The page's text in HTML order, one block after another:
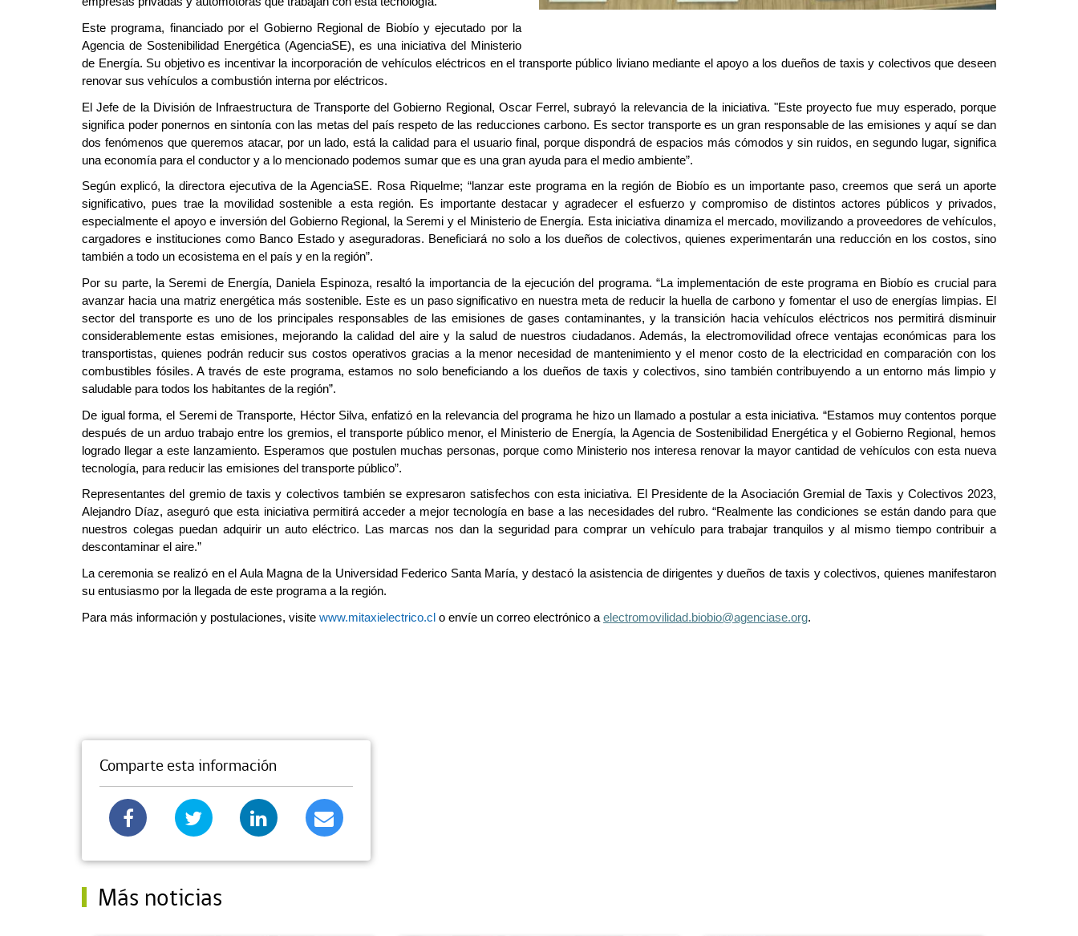
Este programa, financiado por el Gobierno Regional de Biobío y ejecutado por la
Agencia de Sostenibilidad Energética (AgenciaSE), es una iniciativa del Ministerio
de Energía. Su objetivo es incentivar la incorporación de vehículos eléctricos en el transporte público liviano mediante el apoyo a los dueños de taxis y colectivos que deseen
renovar sus vehículos a combustión interna por eléctricos.
El Jefe de la División de Infraestructura de Transporte del Gobierno Regional, Oscar Ferrel, subrayó la relevancia de la iniciativa. "Este proyecto fue muy esperado, porque
significa poder ponernos en sintonía con las metas del país respeto de las reducciones carbono. Es sector transporte es un gran responsable de las emisiones y aquí se dan
dos fenómenos que queremos atacar, por un lado, está la calidad para el usuario final, porque dispondrá de espacios más cómodos y sin ruidos, en segundo lugar, significa
una economía para el conductor y a lo mencionado podemos sumar que es una gran ayuda para el medio ambiente”.
Según explicó, la directora ejecutiva de la AgenciaSE. Rosa Riquelme; “lanzar este programa en la región de Biobío es un importante paso, creemos que será un aporte
significativo, pues trae la movilidad sostenible a esta región. Es importante destacar y agradecer el esfuerzo y compromiso de distintos actores públicos y privados,
especialmente el apoyo e inversión del Gobierno Regional, la Seremi y el Ministerio de Energía. Esta iniciativa dinamiza el mercado, movilizando a proveedores de vehículos,
cargadores e instituciones como Banco Estado y aseguradoras. Beneficiará no solo a los dueños de colectivos, quienes experimentarán una reducción en los costos, sino
también a todo un ecosistema en el país y en la región”.
Por su parte, la Seremi de Energía, Daniela Espinoza, resaltó la importancia de la ejecución del programa. “La implementación de este programa en Biobío es crucial para
avanzar hacia una matriz energética más sostenible. Este es un paso significativo en nuestra meta de reducir la huella de carbono y fomentar el uso de energías limpias. El
sector del transporte es uno de los principales responsables de las emisiones de gases contaminantes, y la transición hacia vehículos eléctricos nos permitirá disminuir
considerablemente estas emisiones, mejorando la calidad del aire y la salud de nuestros ciudadanos. Además, la electromovilidad ofrece ventajas económicas para los
transportistas, quienes podrán reducir sus costos operativos gracias a la menor necesidad de mantenimiento y el menor costo de la electricidad en comparación con los
combustibles fósiles. A través de este programa, estamos no solo beneficiando a los dueños de taxis y colectivos, sino también contribuyendo a un entorno más limpio y
saludable para todos los habitantes de la región”.
De igual forma, el Seremi de Transporte, Héctor Silva, enfatizó en la relevancia del programa he hizo un llamado a postular a esta iniciativa. “Estamos muy contentos porque
después de un arduo trabajo entre los gremios, el transporte público menor, el Ministerio de Energía, la Agencia de Sostenibilidad Energética y el Gobierno Regional, hemos
logrado llegar a este lanzamiento. Esperamos que postulen muchas personas, porque como Ministerio nos interesa renovar la mayor cantidad de vehículos con esta nueva
tecnología, para reducir las emisiones del transporte público”.
Representantes del gremio de taxis y colectivos también se expresaron satisfechos con esta iniciativa. El Presidente de la Asociación Gremial de Taxis y Colectivos 2023,
Alejandro Díaz, aseguró que esta iniciativa permitirá acceder a mejor tecnología en base a las necesidades del rubro. “Realmente las condiciones se están dando para que
nuestros colegas puedan adquirir un auto eléctrico. Las marcas nos dan la seguridad para comprar un vehículo para trabajar tranquilos y al mismo tiempo contribuir a
descontaminar el aire.”
La ceremonia se realizó en el Aula Magna de la Universidad Federico Santa María, y destacó la asistencia de dirigentes y dueños de taxis y colectivos, quienes manifestaron
su entusiasmo por la llegada de este programa a la región.
Para más información y postulaciones, visite www.mitaxielectrico.cl o envíe un correo electrónico a electromovilidad.biobio@agenciase.org.
Comparte esta información
Más noticias